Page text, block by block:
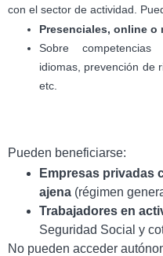
con el sector de actividad.
Presenciales, online o
Sobre competencias
idiomas, prevención de
etc.
Pueden beneficiarse:
Empresas privadas
ajena (régimen
Trabajadores en
Seguridad Social y
No pueden acceder